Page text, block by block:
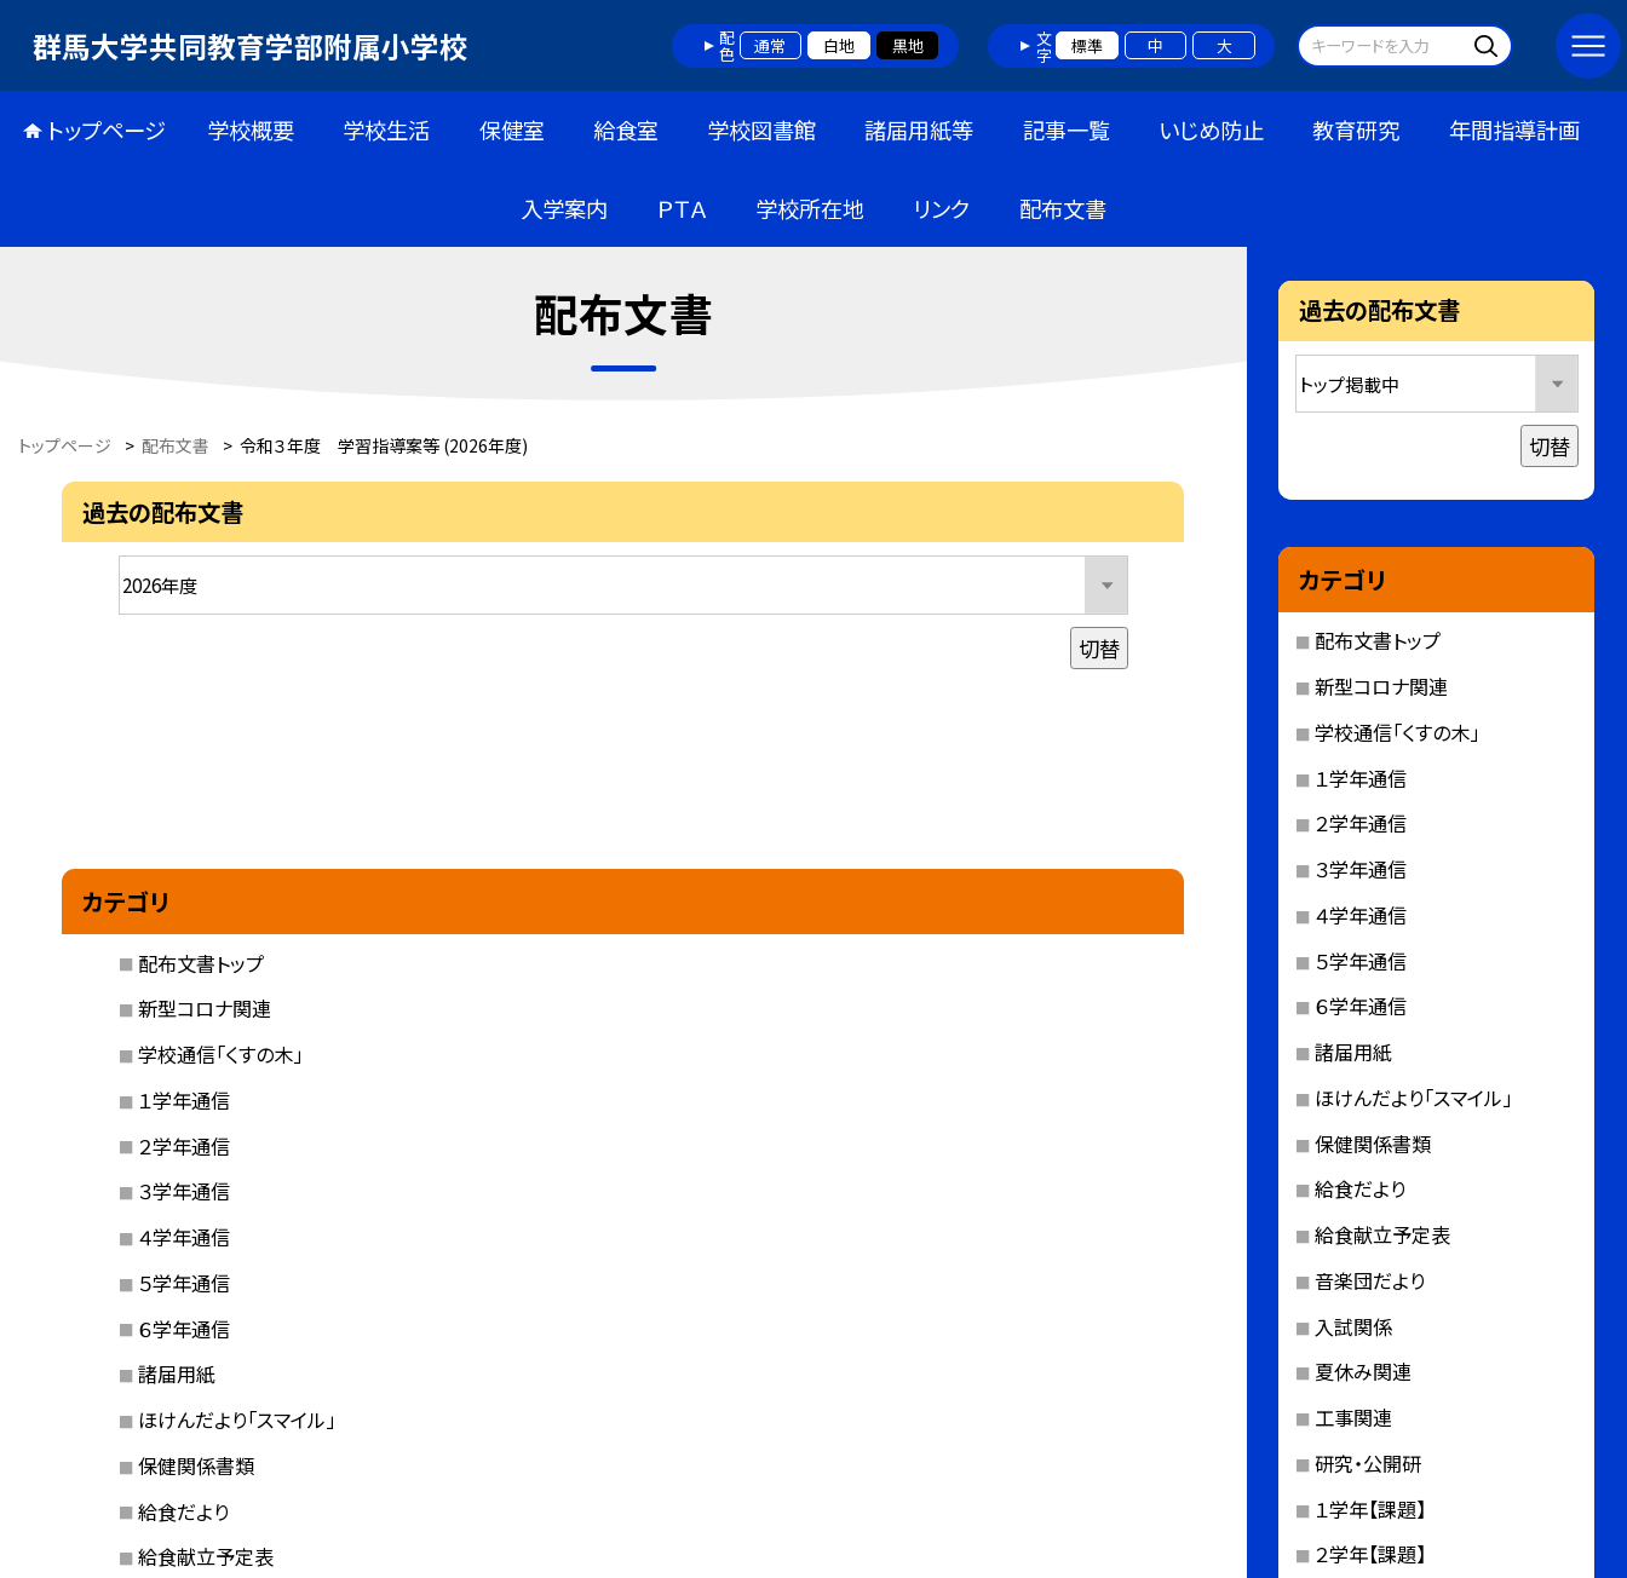
群馬大学共同教育学部附属小学校 配色 通常 白地 黒地 文字 標準 中 大
トップページ 学校概要 学校生活 保健室 給食室 学校図書館 諸届用紙等 記事一覧 いじめ防止 教育研究 年間指導計画
入学案内 ＰＴＡ 学校所在地 リンク 配布文書
配布文書
トップページ > 配布文書 > 令和３年度 学習指導案等 (2026年度)
過去の配布文書
切替
カテゴリ
配布文書トップ
新型コロナ関連
学校通信「くすの木」
１学年通信
２学年通信
３学年通信
４学年通信
５学年通信
６学年通信
諸届用紙
ほけんだより「スマイル」
保健関係書類
給食だより
給食献立予定表
過去の配布文書
切替
カテゴリ
配布文書トップ
新型コロナ関連
学校通信「くすの木」
１学年通信
２学年通信
３学年通信
４学年通信
５学年通信
６学年通信
諸届用紙
ほけんだより「スマイル」
保健関係書類
給食だより
給食献立予定表
音楽団だより
入試関係
夏休み関連
工事関連
研究・公開研
１学年【課題】
２学年【課題】